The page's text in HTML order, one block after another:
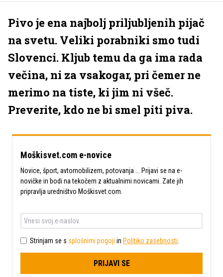
Pivo je ena najbolj priljubljenih pijač
na svetu. Veliki porabniki smo tudi
Slovenci. Kljub temu da ga ima rada
večina, ni za vsakogar, pri čemer ne
merimo na tiste, ki jim ni všeč.
Preverite, kdo ne bi smel piti piva.
Moškisvet.com e-novice
Novice, šport, avtomobilizem, potovanja ... Prijavi se na e-
novičke in bodi na tekočem z aktualnimi novicami. Zate jih
pripravlja uredništvo Moškisvet.com.
Strinjam se s splošnimi pogoji in Politiko zasebnosti
PRIJAVI SE